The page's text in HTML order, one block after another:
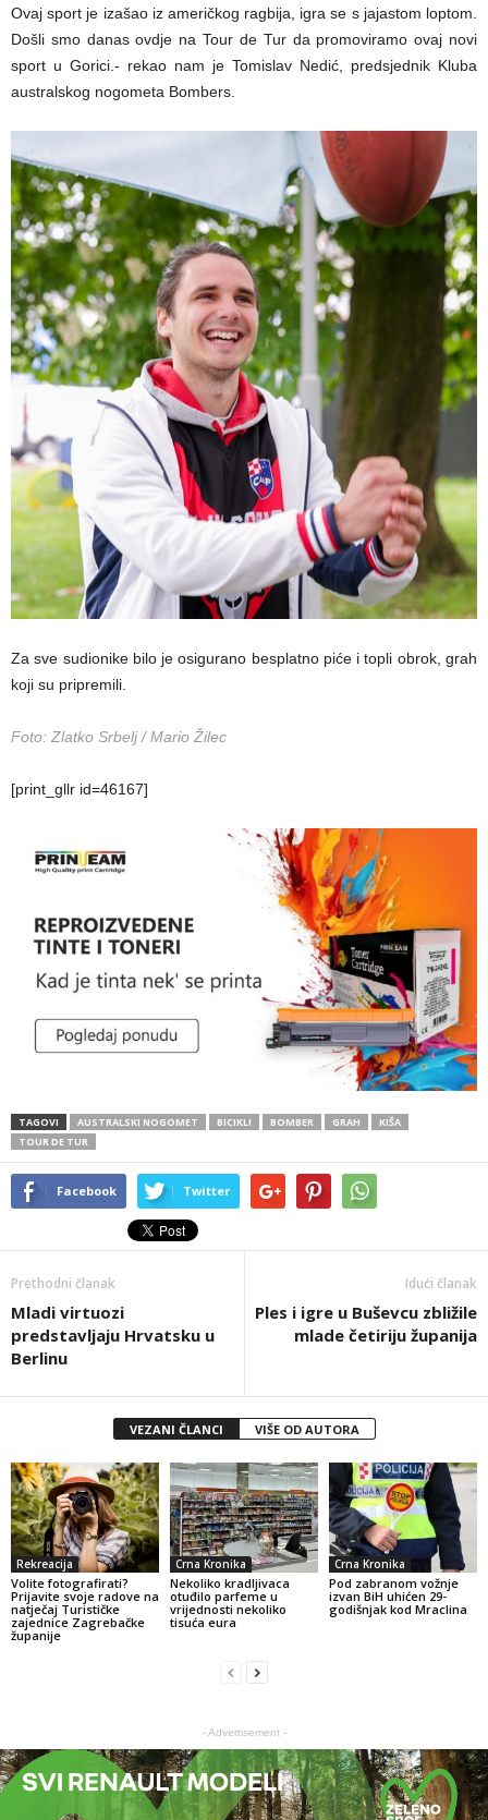
Ovaj sport je izašao iz američkog ragbija, igra se s jajastom loptom.
Došli smo danas ovdje na Tour de Tur da promoviramo ovaj novi
sport u Gorici.- rekao nam je Tomislav Nedić, predsjednik Kluba
australskog nogometa Bombers.
Za sve sudionike bilo je osigurano besplatno piće i topli obrok, grah
koji su pripremili.
Foto: Zlatko Srbelj / Mario Žilec
[print_gllr id=46167]
TAGOVI AUSTRALSKI NOGOMET BICIKLI BOMBER GRAH
KIŠA
TOUR DE TUR
Facebook Twitter
Prethodni članak
Mladi virtuozi
predstavljaju Hrvatsku u
Berlinu
Idući članak
Ples i igre u Buševcu zbližile
mlade četiriju županija
VEZANI ČLANCI VIŠE OD AUTORA
Rekreacija
Volite fotografirati?
Prijavite svoje radove na
natječaj Turističke
zajednice Zagrebačke
županije
Crna Kronika
Nekoliko kradljivaca
otuđilo parfeme u
vrijednosti nekoliko
tisuća eura
Crna Kronika
Pod zabranom vožnje
izvan BiH uhićen 29-
godišnjak kod Mraclina
- Advertisement -